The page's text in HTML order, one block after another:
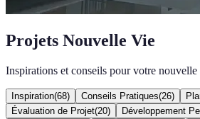
Projets Nouvelle Vie
Inspirations et conseils pour votre nouvelle
Inspiration(68) Conseils Pratiques(26)
Évaluation de Projet(20) Développement